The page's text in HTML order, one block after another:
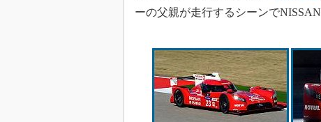
ーの父親が走行するシーンで